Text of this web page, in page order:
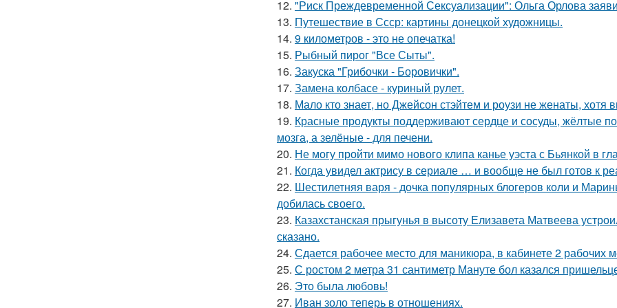
12. "Риск Преждевременной Сексуализации": Ольга Орлова
13. Путешествие в Ссср: картины донецкой художницы.
14. 9 километров - это не опечатка!
15. Рыбный пирог "Все Сыты".
16. Закуска "Грибочки - Боровички".
17. Замена колбасе - куриный рулет.
18. Мало кто знает, но Джейсон стэйтем и роузи не женаты, хотя
19. Красные продукты поддерживают сердце и сосуды, жёлтые
мозга, а зелёные - для печени.
20. Не могу пройти мимо нового клипа канье уэста с Бьянкой в
21. Когда увидел актрису в сериале … и вообще не был готов к
22. Шестилетняя варя - дочка популярных блогеров коли и
добилась своего.
23. Казахстанская прыгунья в высоту Елизавета Матвеева
сказано.
24. Сдается рабочее место для маникюра, в кабинете 2 рабочих
25. С ростом 2 метра 31 сантиметр Мануте бол казался
26. Это была любовь!
27. Иван золо теперь в отношениях.